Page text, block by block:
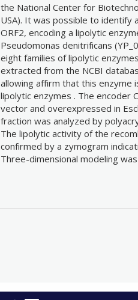
the National Center for
USA). It was possible to identify
ORF2, encoding a lipolytic
Pseudomonas denitrificans
eight families of lipolytic
extracted from the NCBI
allowing affirm that this enzyme
lipolytic enzymes . The encoder
vector and overexpressed in
fraction was analyzed by
The lipolytic activity of the
confirmed by a zymogram
Three-dimensional modeling was